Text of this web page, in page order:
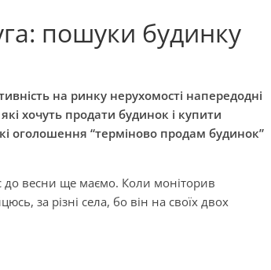
пошуки будинку
на ринку нерухомості напередодні
хочуть продати будинок і купити
оголошення “терміново продам будинок”
до весни ще маємо. Коли моніторив
за різні села, бо він на своїх двох